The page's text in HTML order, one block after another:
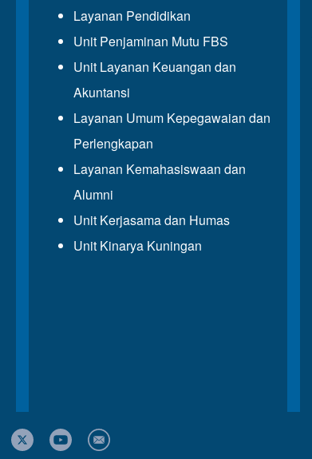
Layanan Pendidikan
Unit Penjaminan Mutu FBS
Unit Layanan Keuangan dan
Akuntansi
Layanan Umum Kepegawaian dan
Perlengkapan
Layanan Kemahasiswaan dan
Alumni
Unit Kerjasama dan Humas
Unit Kinarya Kuningan